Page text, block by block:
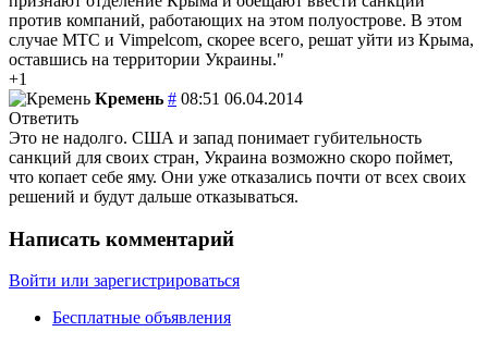
против компаний, работающих на этом полуострове. В этом
случае МТС и Vimpelcom, скорее всего, решат уйти из Крыма,
оставшись на территории Украины."
+1
Кремень # 08:51 06.04.2014
Ответить
Это не надолго. США и запад понимает губительность
санкций для своих стран, Украина возможно скоро поймет,
что копает себе яму. Они уже отказались почти от всех своих
решений и будут дальше отказываться.
Написать комментарий
Войти или зарегистрироваться
Бесплатные объявления